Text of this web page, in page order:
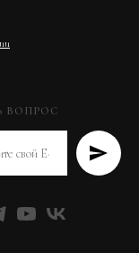
ВОПРОС